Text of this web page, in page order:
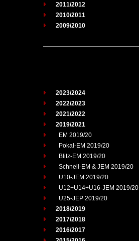
2011/2012
2010/2011
2009/2010
2023/2024
2022/2023
2021/2022
2019/2021
EM 2019/20
Pokal-EM 2019/20
Blitz-EM 2019/20
Schnell-EM & JEM 2019/20
U10-JEM 2019/20
U12+U14+U16-JEM 2019/20
U25-JEP 2019/20
2018/2019
2017/2018
2016/2017